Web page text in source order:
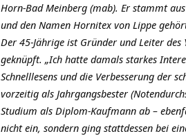
Horn-Bad Meinberg (mab). Er stammt
und den Namen Hornitex von Lippe
Der 45-Jährige ist Gründer und Leiter
geknüpft. „Ich hatte damals starkes
Schnelllesens und die Verbesserung der
vorzeitig als Jahrgangsbester
Studium als Diplom-Kaufmann ab –
nicht ein, sondern ging stattdessen bei